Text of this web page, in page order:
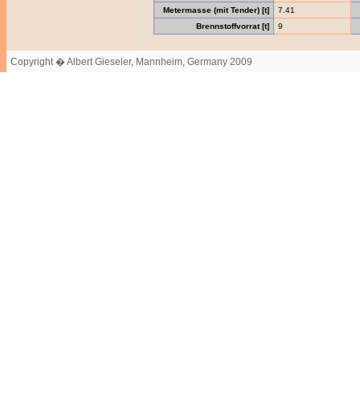
Metermasse (mit Tender) [t]
7.41
Brennstoffvorrat [t]
9
Copyright � Albert Gieseler, Mannheim, Germany 2009